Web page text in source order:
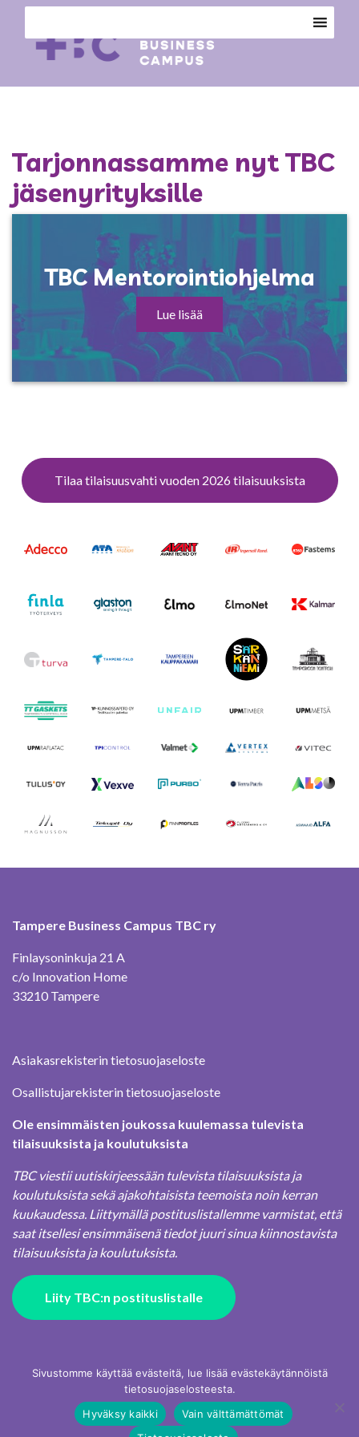
Tarjonnassamme nyt TBC
jäsenyrityksille
TBC Mentorointiohjelma
Lue lisää
Tilaa tilaisuusvahti vuoden 2026 tilaisuuksista
Tampere Business Campus TBC ry
Finlaysoninkuja 21 A
c/o Innovation Home
33210 Tampere
Asiakasrekisterin tietosuojaseloste
Osallistujarekisterin tietosuojaseloste
Ole ensimmäisten joukossa kuulemassa tulevista
tilaisuuksista ja koulutuksista
TBC viestii uutiskirjeessään tulevista tilaisuuksista ja
koulutuksista sekä ajakohtaisista teemoista noin kerran
kuukaudessa. Liittymällä postituslistallemme varmistat, että
saat itsellesi ensimmäisenä tiedot juuri sinua kiinnostavista
tilaisuuksista ja koulutuksista.
Liity TBC:n postituslistalle
Sivustomme käyttää evästeitä, lue lisää evästekäytännöistä
tietosuojaselosteesta.
Hyväksy kaikki
Vain välttämättömät